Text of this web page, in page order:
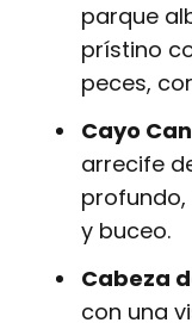
parque
prístino
peces,
Cayo
arrecife
y buceo.
Cabeza
con una